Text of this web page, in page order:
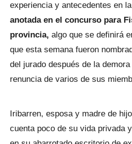
experiencia y antecedentes en
anotada en el concurso para
provincia, algo que se definirá
que esta semana fueron
del jurado después de la
renuncia de varios de sus
Iribarren, esposa y madre de
cuenta poco de su vida privada